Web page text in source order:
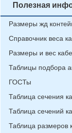
Полезная
Размеры жд
Справочник веса
Размеры и вес
Таблицы подбора
ГОСТы
Таблица сечения
Таблица сечений
Таблица размеров